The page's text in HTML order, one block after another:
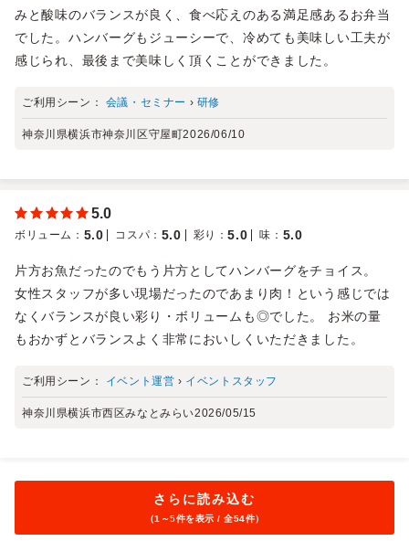
みと酸味のバランスが良く、食べ応えのある満足感あるお弁当
でした。ハンバーグもジューシーで、冷めても美味しい工夫が
感じられ、最後まで美味しく頂くことができました。
ご利用シーン： 会議・セミナー › 研修
神奈川県横浜市神奈川区守屋町2026/06/10
5.0
ボリューム ： 5.0 コスパ ： 5.0 彩り ：5.0 味 ： 5.0
片方お魚だったのでもう片方としてハンバーグをチョイス。
女性スタッフが多い現場だったのであまり肉！という感じでは
なくバランスが良い彩り・ボリュームも◎でした。 お米の量
もおかずとバランスよく非常においしくいただきました。
ご利用シーン： イベント運営 › イベントスタッフ
神奈川県横浜市西区みなとみらい2026/05/15
さらに読み込む
（1～5件を表示 / 全54件）